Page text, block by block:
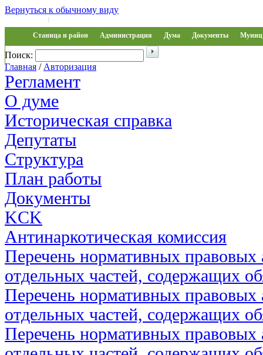
Вернуться к обычному виду
|
Станица и район Администрация Дума Документы Муниц
Обращения
Поиск:
Главная / Авторизация
Регламент
О думе
Историческая справка
Депутаты
Структура
План работы
Документы
KCK
Антинаркотическая комиссия
Перечень нормативных правовых
отдельных частей, содержащих
Перечень нормативных правовых
отдельных частей, содержащих
Перечень нормативных правовых